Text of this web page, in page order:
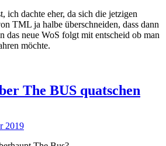
ich dachte eher, da sich die jetzigen
TML ja halbe überschneiden, dass dann
das neue WoS folgt mit entscheid ob man
möchte.
The BUS quatschen
2019